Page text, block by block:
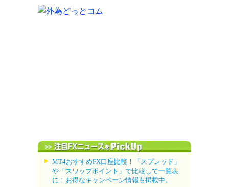
MT4おすすめFX口座比較！「スプレッド」
や「スワップポイント」で比較して一覧表
に！お得なキャンペーン情報も掲載中。